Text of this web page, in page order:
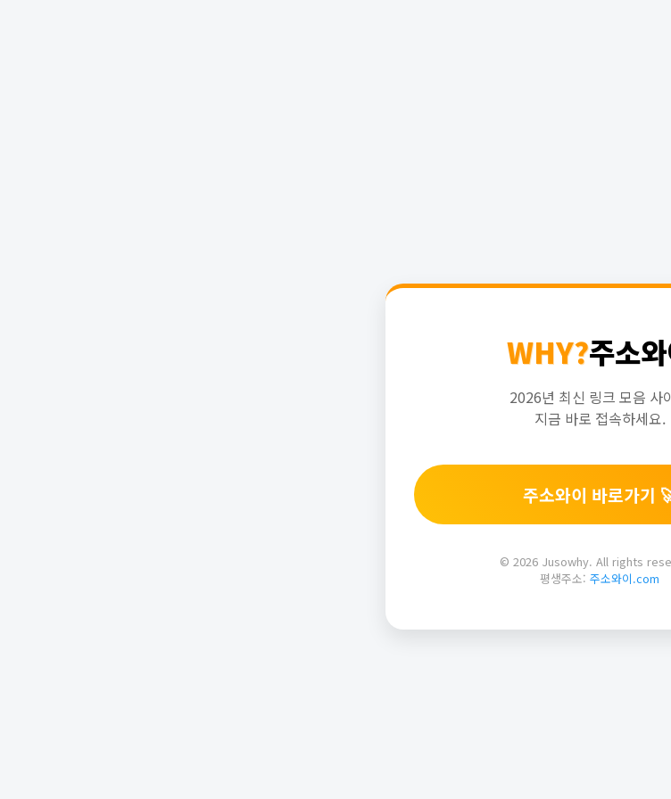
WHY?주소
2026년 최신 링크 모음 사
지금 바로 접속하세요.
주소와이 바로가기
© 2026 Jusowhy. All rights
평생주소: 주소와이.com